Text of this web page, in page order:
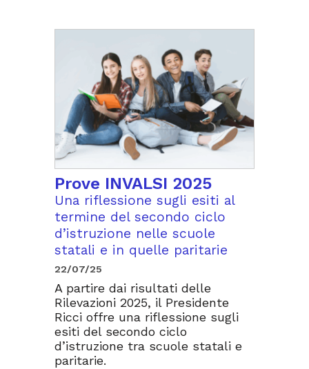
Prove INVALSI 2025
Una riflessione sugli esiti al
termine del secondo ciclo
d’istruzione nelle scuole
statali e in quelle paritarie
22/07/25
A partire dai risultati delle
Rilevazioni 2025, il Presidente
Ricci offre una riflessione sugli
esiti del secondo ciclo
d’istruzione tra scuole statali e
paritarie.